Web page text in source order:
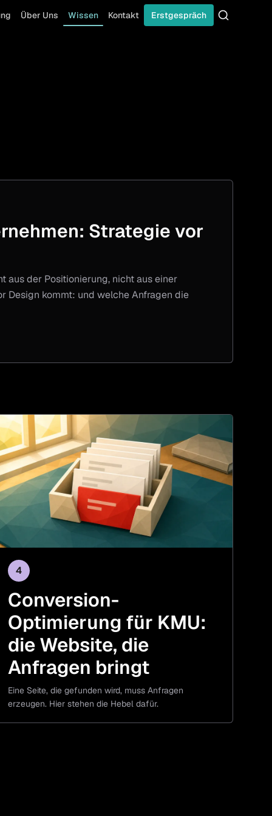
Über Uns Wissen Kontakt Erstgespräch
Suche
Strategie vor
aus der Positionierung, nicht aus einer
Design kommt: und welche Anfragen die
4
Conversion-
Optimierung für KMU:
die Website, die
Anfragen bringt
Eine Seite, die gefunden wird, muss Anfragen
erzeugen. Hier stehen die Hebel dafür.